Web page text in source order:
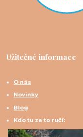
Užitečné informace
O nás
Novinky
Blog
Kdo tu za to ručí: